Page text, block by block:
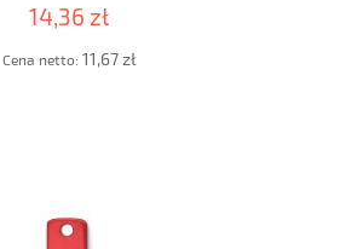
14,36 zł
Cena netto: 11,67 zł